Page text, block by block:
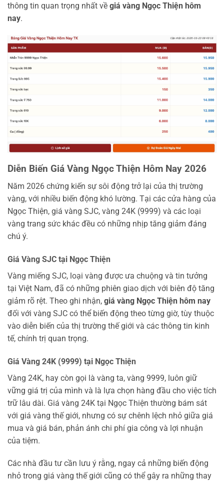
thông tin quan trọng nhất về giá vàng Ngọc Thiện hôm
nay.
Diễn Biến Giá Vàng Ngọc Thiện Hôm Nay 2026
Năm 2026 chứng kiến sự sôi động trở lại của thị trường
vàng, với nhiều biến động khó lường. Tại các cửa hàng của
Ngọc Thiện, giá vàng SJC, vàng 24K (9999) và các loại
vàng trang sức khác đều có những nhịp tăng giảm đáng
chú ý.
Giá Vàng SJC tại Ngọc Thiện
Vàng miếng SJC, loại vàng được ưa chuộng và tin tưởng
tại Việt Nam, đã có những phiên giao dịch với biên độ tăng
giảm rõ rệt. Theo ghi nhận, giá vàng Ngọc Thiện hôm nay
đối với vàng SJC có thể biến động theo từng giờ, tùy thuộc
vào diễn biến của thị trường thế giới và các thông tin kinh
tế, chính trị quan trọng.
Giá Vàng 24K (9999) tại Ngọc Thiện
Vàng 24K, hay còn gọi là vàng ta, vàng 9999, luôn giữ
vững giá trị của mình và là lựa chọn hàng đầu cho việc tích
trữ lâu dài. Giá vàng 24K tại Ngọc Thiện thường bám sát
với giá vàng thế giới, nhưng có sự chênh lệch nhỏ giữa giá
mua và giá bán, phản ánh chi phí gia công và lợi nhuận
của tiệm.
Các nhà đầu tư cần lưu ý rằng, ngay cả những biến động
nhỏ trong giá vàng thế giới cũng có thể gây ra những thay